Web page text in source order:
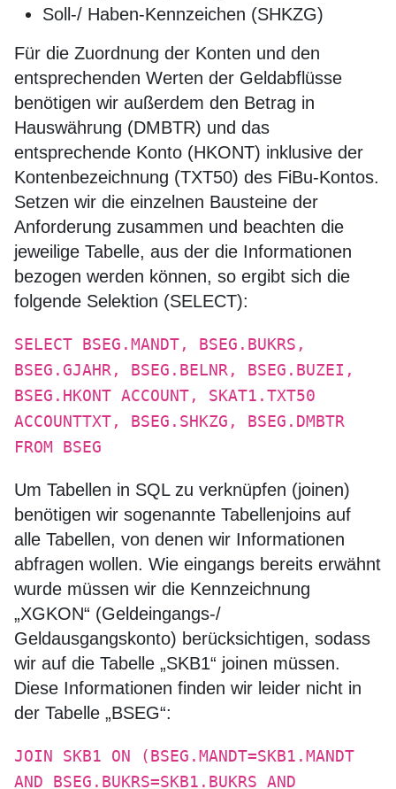
Soll-/ Haben-Kennzeichen (SHKZG)
Für die Zuordnung der Konten und den
entsprechenden Werten der Geldabflüsse
benötigen wir außerdem den Betrag in
Hauswährung (DMBTR) und das
entsprechende Konto (HKONT) inklusive der
Kontenbezeichnung (TXT50) des FiBu-Kontos.
Setzen wir die einzelnen Bausteine der
Anforderung zusammen und beachten die
jeweilige Tabelle, aus der die Informationen
bezogen werden können, so ergibt sich die
folgende Selektion (SELECT):
SELECT BSEG.MANDT, BSEG.BUKRS,
BSEG.GJAHR, BSEG.BELNR, BSEG.BUZEI,
BSEG.HKONT ACCOUNT, SKAT1.TXT50
ACCOUNTTXT, BSEG.SHKZG, BSEG.DMBTR
FROM BSEG
Um Tabellen in SQL zu verknüpfen (joinen)
benötigen wir sogenannte Tabellenjoins auf
alle Tabellen, von denen wir Informationen
abfragen wollen. Wie eingangs bereits erwähnt
wurde müssen wir die Kennzeichnung
„XGKON“ (Geldeingangs-/
Geldausgangskonto) berücksichtigen, sodass
wir auf die Tabelle „SKB1“ joinen müssen.
Diese Informationen finden wir leider nicht in
der Tabelle „BSEG“:
JOIN SKB1 ON (BSEG.MANDT=SKB1.MANDT
AND BSEG.BUKRS=SKB1.BUKRS AND